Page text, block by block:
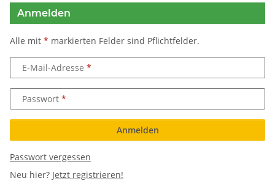
Anmelden
Alle mit * markierten Felder sind Pflichtfelder.
E-Mail-Adresse
Passwort
Anmelden
Passwort vergessen
Neu hier? Jetzt registrieren!